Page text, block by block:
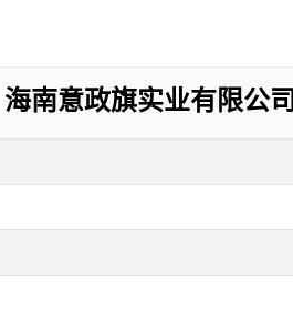
海南意政旗实业有限公司